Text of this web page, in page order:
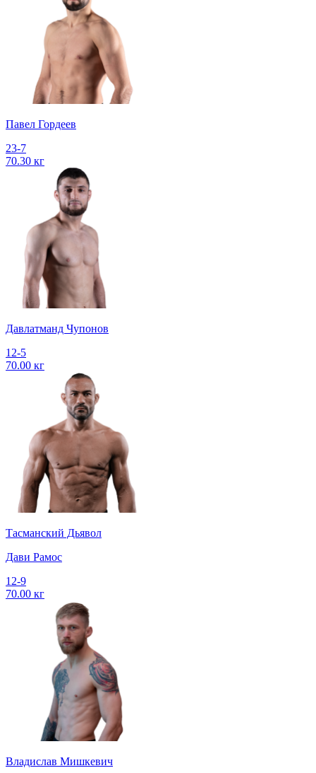
Павел Гордеев
23-7
70.30 кг
Давлатманд Чупонов
12-5
70.00 кг
Тасманский Дьявол
Дави Рамос
12-9
70.00 кг
Владислав Мишкевич